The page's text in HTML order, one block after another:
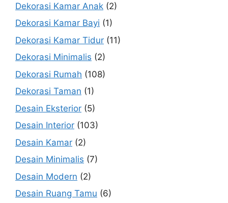
Dekorasi Kamar Anak (2)
Dekorasi Kamar Bayi (1)
Dekorasi Kamar Tidur (11)
Dekorasi Minimalis (2)
Dekorasi Rumah (108)
Dekorasi Taman (1)
Desain Eksterior (5)
Desain Interior (103)
Desain Kamar (2)
Desain Minimalis (7)
Desain Modern (2)
Desain Ruang Tamu (6)